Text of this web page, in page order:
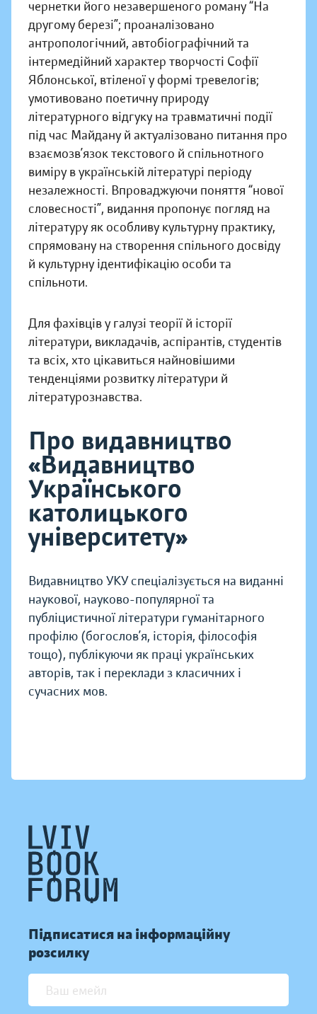
чернетки його незавершеного роману “На
другому березі”; проаналізовано
антропологічний, автобіографічний та
інтермедійний характер творчості Софії
Яблонської, втіленої у формі тревелогів;
умотивовано поетичну природу
літературного відгуку на травматичні події
під час Майдану й актуалізовано питання про
взаємозв’язок текстового й спільнотного
виміру в українській літературі періоду
незалежності. Впроваджуючи поняття “нової
словесності”, видання пропонує погляд на
літературу як особливу культурну практику,
спрямовану на створення спільного досвіду
й культурну ідентифікацію особи та
спільноти.
Для фахівців у галузі теорії й історії
літератури, викладачів, аспірантів, студентів
та всіх, хто цікавиться найновішими
тенденціями розвитку літератури й
літературознавства.
Про видавництво
«Видавництво
Українського
католицького
університету»
Видавництво УКУ спеціалізується на виданні
наукової, науково-популярної та
публіцистичної літератури гуманітарного
профілю (богослов’я, історія, філософія
тощо), публікуючи як праці українських
авторів, так і переклади з класичних і
сучасних мов.
Підписатися на інформаційну
розсилку